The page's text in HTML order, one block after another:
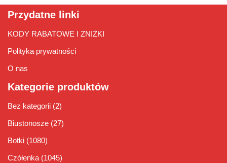
Przydatne linki
KODY RABATOWE I ZNIŻKI
Polityka prywatności
O nas
Kategorie produktów
Bez kategorii (2)
Biustonosze (27)
Botki (1080)
Czółenka (1045)